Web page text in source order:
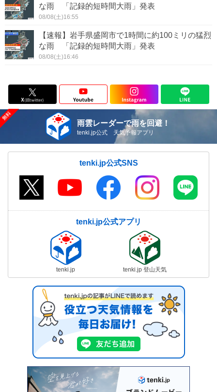
な雨 「記録的短時間大雨」発表
08/08(土)16:55
【速報】岩手県盛岡市で1時間に約100ミリの猛烈
な雨 「記録的短時間大雨」発表
08/08(土)16:46
雨雲レーダーで雨を回避！
tenki.jp公式 天気予報アプリ
tenki.jp公式SNS
tenki.jp公式アプリ
tenki.jp tenki.jp 登山天気